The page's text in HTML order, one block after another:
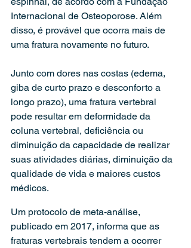
Internacional de Osteoporose. Além
disso, é provável que ocorra mais de
uma fratura novamente no futuro.
Junto com dores nas costas (edema,
giba de curto prazo e desconforto a
longo prazo), uma fratura vertebral
pode resultar em deformidade da
coluna vertebral, deficiência ou
diminuição da capacidade de realizar
suas atividades diárias, diminuição da
qualidade de vida e maiores custos
médicos.
Um protocolo de meta-análise,
publicado em 2017, informa que as
fraturas vertebrais tendem a ocorrer